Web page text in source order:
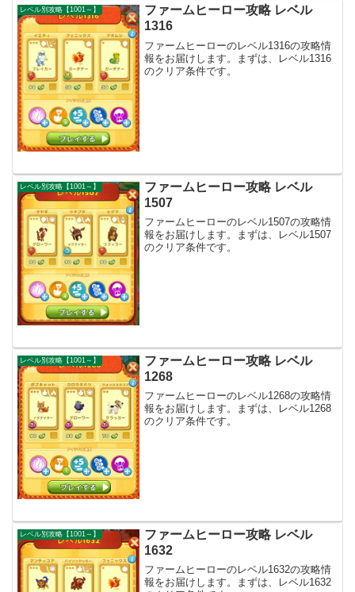
レベル別攻略【1001～】
ファームヒーロー攻略 レベル
1316
ファームヒーローのレベル1316の攻略情
報をお届けします。まずは、レベル1316
のクリア条件です。
レベル別攻略【1001～】
ファームヒーロー攻略 レベル
1507
ファームヒーローのレベル1507の攻略情
報をお届けします。まずは、レベル1507
のクリア条件です。
レベル別攻略【1001～】
ファームヒーロー攻略 レベル
1268
ファームヒーローのレベル1268の攻略情
報をお届けします。まずは、レベル1268
のクリア条件です。
レベル別攻略【1001～】
ファームヒーロー攻略 レベル
1632
ファームヒーローのレベル1632の攻略情
報をお届けします。まずは、レベル1632